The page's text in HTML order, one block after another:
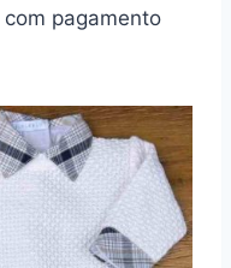
com pagamento